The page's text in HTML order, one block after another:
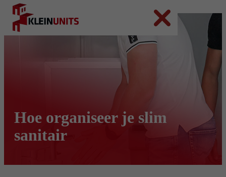
Ga naar hoofdinhoud
Hoe organiseer je slim
sanitair